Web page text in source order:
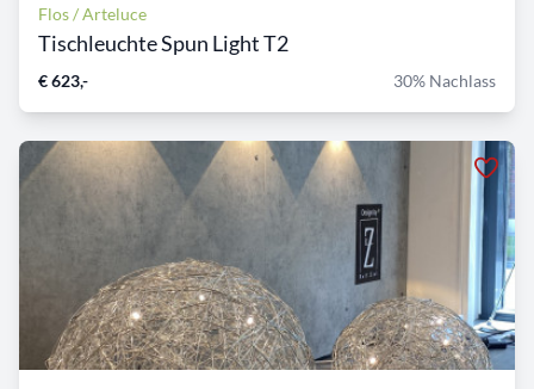
Flos / Arteluce
Tischleuchte Spun Light T2
€ 623,- 30% Nachlass